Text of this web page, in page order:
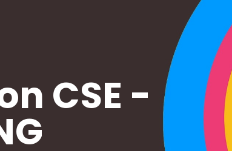
CSE -